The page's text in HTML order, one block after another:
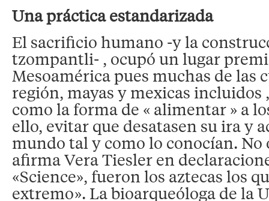
Una práctica estandarizada
El sacrificio humano -y la
tzompantli- , ocupó un lugar
Mesoamérica pues muchas de las
región, mayas y mexicas
como la forma de « alimentar » a
ello, evitar que desatasen su ira y
mundo tal y como lo conocían. No
afirma Vera Tiesler en
«Science», fueron los aztecas los
extremo». La bioarqueóloga de la